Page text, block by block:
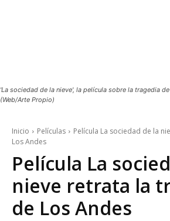
'La sociedad de la nieve', la película sobre la tragedia
(Web/Arte Propio)
Inicio Películas
Película La sociedad de la
Los Andes
Película La
nieve retrata la
de Los Andes